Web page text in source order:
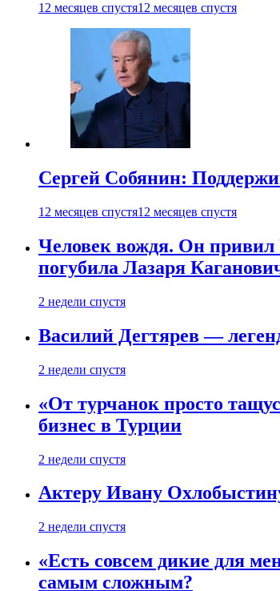
12 месяцев спустя12 месяцев спустя
Сергей Собянин:
12 месяцев спустя12 месяцев спустя
Человек вождя. Он привил
погубила Лазаря
2 недели спустя
Василий Дегтярев —
2 недели спустя
«От турчанок просто
бизнес в Турции
2 недели спустя
Актеру Ивану
2 недели спустя
«Есть совсем дикие для
самым сложным?